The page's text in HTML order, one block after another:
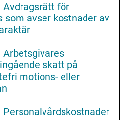
Avdragsrätt för
som avser kostnader av
Arbetsgivares
skatt på
motions- eller